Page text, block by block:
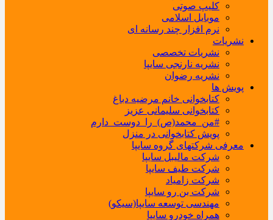
کلیپ صوتی
موبایل اسلامی
نرم افزار چند رسانه ای
نشریات
نشریات تخصصی
نشریه نارنجی سایپا
نشریه رضوان
پویش ها
کتابخوانی خانم مرضیه دباغ
کتابخوانی سلیمانی عزیز
#من_محمد(ص)_را_دوست_دارم
پویش کتابخوانی در منزل
معرفی شرکتهای گروه سایپا
شرکت مالیبل سایپا
شرکت طیف سایپا
شرکت زامیاد
شرکت بن رو سایپا
مهندسی توسعه سایپا(سیکو)
همراه خودرو سایپا